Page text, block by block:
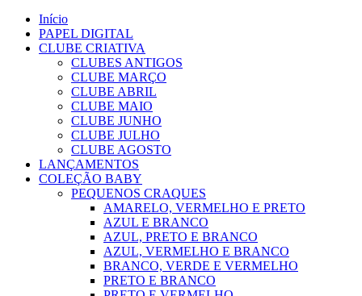
Início
PAPEL DIGITAL
CLUBE CRIATIVA
CLUBES ANTIGOS
CLUBE MARÇO
CLUBE ABRIL
CLUBE MAIO
CLUBE JUNHO
CLUBE JULHO
CLUBE AGOSTO
LANÇAMENTOS
COLEÇÃO BABY
PEQUENOS CRAQUES
AMARELO, VERMELHO E PRETO
AZUL E BRANCO
AZUL, PRETO E BRANCO
AZUL, VERMELHO E BRANCO
BRANCO, VERDE E VERMELHO
PRETO E BRANCO